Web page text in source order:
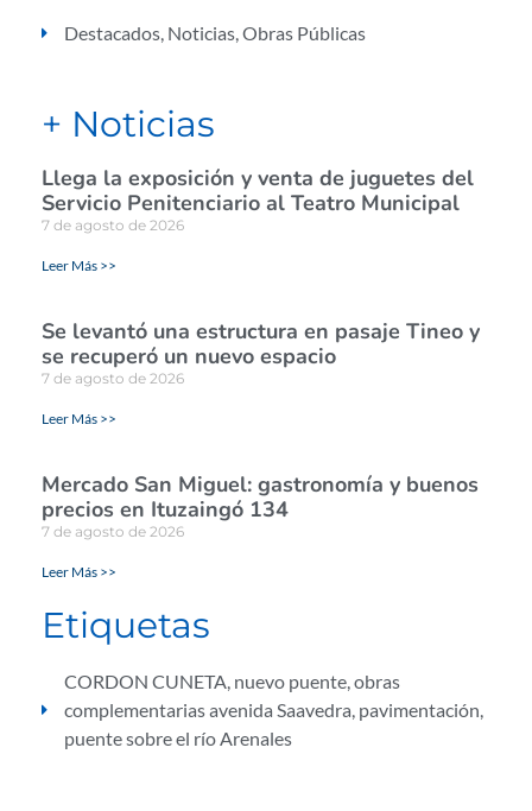
Destacados, Noticias,Obras Públicas
+ Noticias
Llega la exposición y venta de juguetes del
Servicio Penitenciario al Teatro Municipal
7 de agosto de 2026
Leer Más >>
Se levantó una estructura en pasaje Tineo y
se recuperó un nuevo espacio
7 de agosto de 2026
Leer Más >>
Mercado San Miguel: gastronomía y buenos
precios en Ituzaingó 134
7 de agosto de 2026
Leer Más >>
Etiquetas
CORDON CUNETA, nuevo puente,obras
complementarias avenida Saavedra, pavimentación,
puente sobre el río Arenales